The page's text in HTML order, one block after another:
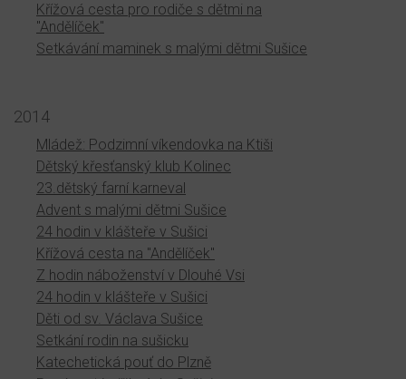
Křížová cesta pro rodiče s dětmi na
"Andělíček"
Setkávání maminek s malými dětmi Sušice
2014
Mládež: Podzimní víkendovka na Ktiši
Dětský křesťanský klub Kolinec
23.dětský farní karneval
Advent s malými dětmi Sušice
24 hodin v klášteře v Sušici
Křížová cesta na "Andělíček"
Z hodin náboženství v Dlouhé Vsi
24 hodin v klášteře v Sušici
Děti od sv. Václava Sušice
Setkání rodin na sušicku
Katechetická pouť do Plzně